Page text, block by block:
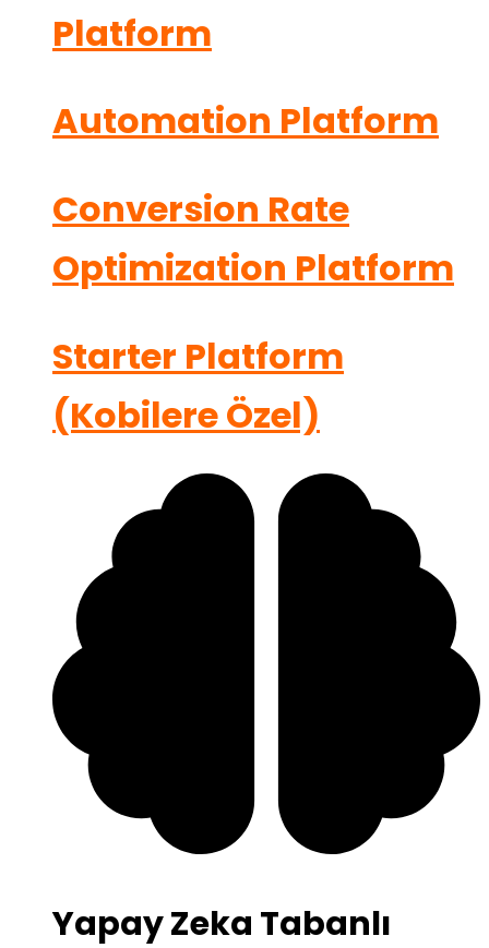
Platform
Automation Platform
Conversion Rate
Optimization Platform
Starter Platform
(Kobilere Özel)
Yapay Zeka Tabanlı